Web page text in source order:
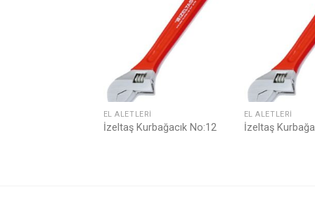
Listeme
EL ALETLERI
İzeltaş Kurbağacık No:12
EL ALETLERI
İzeltaş